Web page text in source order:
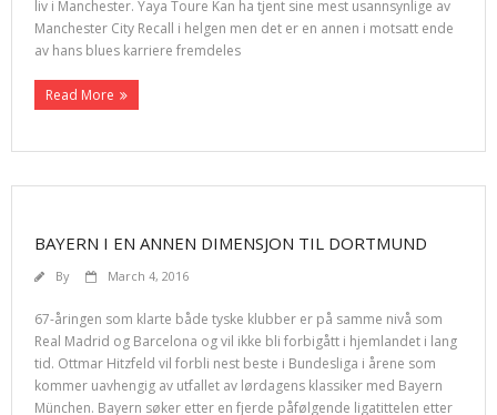
liv i Manchester. Yaya Toure Kan ha tjent sine mest usannsynlige av
Manchester City Recall i helgen men det er en annen i motsatt ende
av hans blues karriere fremdeles
Read More
BAYERN I EN ANNEN DIMENSJON TIL DORTMUND
By March 4, 2016
67-åringen som klarte både tyske klubber er på samme nivå som
Real Madrid og Barcelona ​​og vil ikke bli forbigått i hjemlandet i lang
tid. Ottmar Hitzfeld vil forbli nest beste i Bundesliga i årene som
kommer uavhengig av utfallet av lørdagens klassiker med Bayern
München. Bayern søker etter en fjerde påfølgende ligatittelen etter